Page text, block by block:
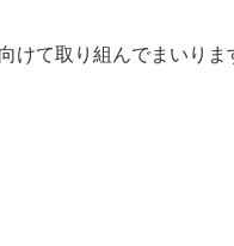
けて取り組んでまいりま